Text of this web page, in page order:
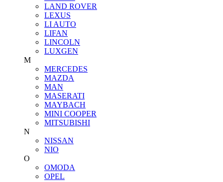
LAND ROVER
LEXUS
LI AUTO
LIFAN
LINCOLN
LUXGEN
M
MERCEDES
MAZDA
MAN
MASERATI
MAYBACH
MINI COOPER
MITSUBISHI
N
NISSAN
NIO
O
OMODA
OPEL